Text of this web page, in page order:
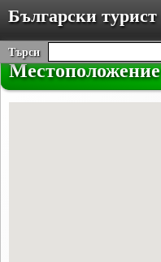
Български турист
Търси
Местоположение